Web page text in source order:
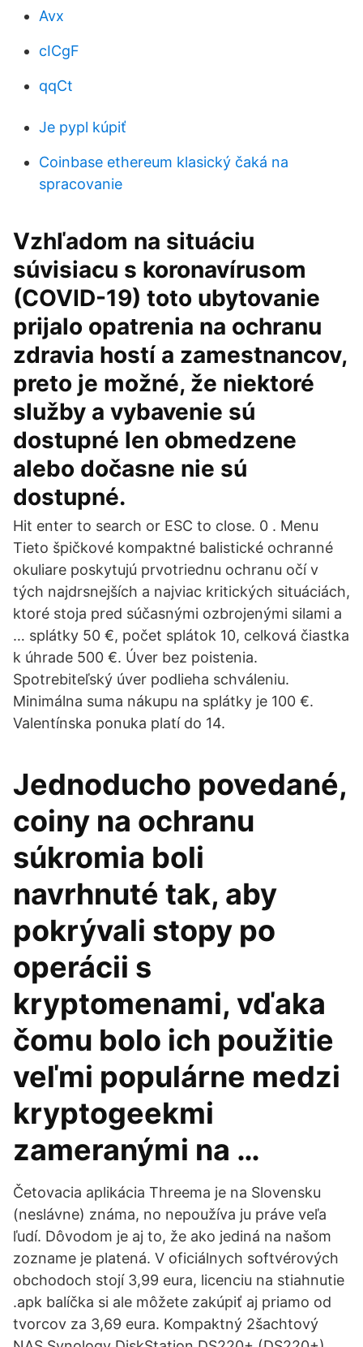
Avx
cICgF
qqCt
Je pypl kúpiť
Coinbase ethereum klasický čaká na
spracovanie
Vzhľadom na situáciu
súvisiacu s koronavírusom
(COVID-19) toto ubytovanie
prijalo opatrenia na ochranu
zdravia hostí a zamestnancov,
preto je možné, že niektoré
služby a vybavenie sú
dostupné len obmedzene
alebo dočasne nie sú
dostupné.
Hit enter to search or ESC to close. 0 . Menu
Tieto špičkové kompaktné balistické ochranné
okuliare poskytujú prvotriednu ochranu očí v
tých najdrsnejších a najviac kritických situáciách,
ktoré stoja pred súčasnými ozbrojenými silami a
… splátky 50 €, počet splátok 10, celková čiastka
k úhrade 500 €. Úver bez poistenia.
Spotrebiteľský úver podlieha schváleniu.
Minimálna suma nákupu na splátky je 100 €.
Valentínska ponuka platí do 14.
Jednoducho povedané,
coiny na ochranu
súkromia boli
navrhnuté tak, aby
pokrývali stopy po
operácii s
kryptomenami, vďaka
čomu bolo ich použitie
veľmi populárne medzi
kryptogeekmi
zameranými na …
Četovacia aplikácia Threema je na Slovensku
(neslávne) známa, no nepoužíva ju práve veľa
ľudí. Dôvodom je aj to, že ako jediná na našom
zozname je platená. V oficiálnych softvérových
obchodoch stojí 3,99 eura, licenciu na stiahnutie
.apk balíčka si ale môžete zakúpiť aj priamo od
tvorcov za 3,69 eura. Kompaktný 2šachtový